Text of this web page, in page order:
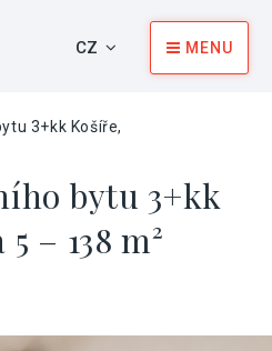
CZ MENU
3+kk Košíře,
bytu 3+kk
– 138 m²